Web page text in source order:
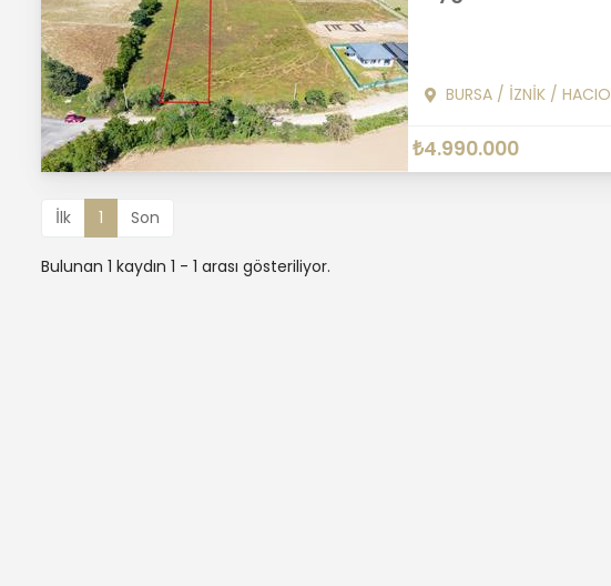
BURSA/ İZNİK/
₺4.990.000
İlk 1 Son
Bulunan 1 kaydın 1 - 1 arası gösteriliyor.